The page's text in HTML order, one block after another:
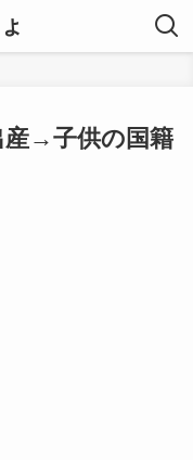
産→子供の国籍